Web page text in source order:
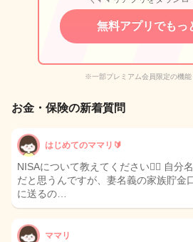
無料アプリでもっ
※一部プレミアム会員限定の機能
お金・保険の新着質問
はじめてのママリ🔰
NISAについて教えてください🙇‍♀️ 自分
だと思うんですが、妻名義の家族貯金
に送るの…
ママリ